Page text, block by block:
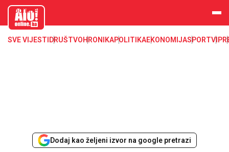
aloonline.b
SVE VIJESTI DRUŠTVOHRONIKAPOLITIKAEKONOMIJASPORTVIP
Dodaj kao željeni izvor na google pretrazi